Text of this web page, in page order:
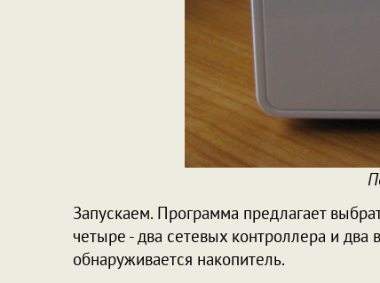
Запускаем. Программа предлагает
четыре - два сетевых контроллера и
обнаруживается накопитель.